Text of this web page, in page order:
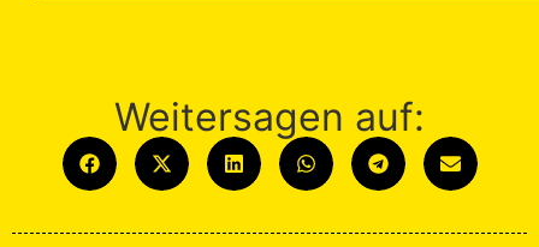
Weitersagen auf: